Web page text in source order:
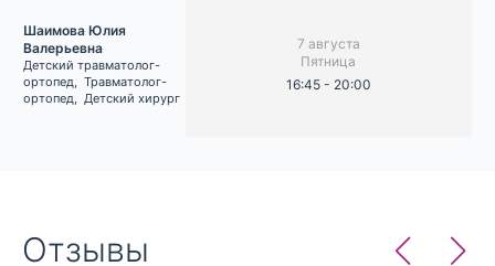
Шаимова Юлия
Валерьевна
Детский травматолог-
ортопед, Травматолог-
ортопед, Детский хирург
7 августа
Пятница
16:45 - 20:00
Отзывы